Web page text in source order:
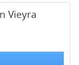
Vieyra